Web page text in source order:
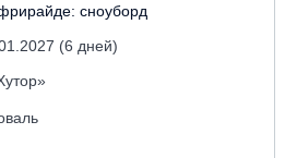
сноуборд
(6 дней)